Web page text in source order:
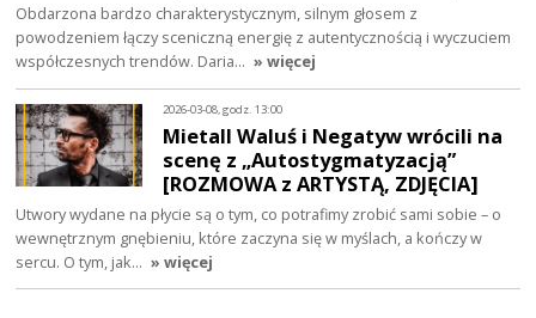
Obdarzona bardzo charakterystycznym, silnym głosem z
powodzeniem łączy sceniczną energię z autentycznością i wyczuciem
współczesnych trendów. Daria… » więcej
2026-03-08, godz. 13:00
Mietall Waluś i Negatyw wrócili na
scenę z „Autostygmatyzacją”
[ROZMOWA z ARTYSTĄ, ZDJĘCIA]
Utwory wydane na płycie są o tym, co potrafimy zrobić sami sobie – o
wewnętrznym gnębieniu, które zaczyna się w myślach, a kończy w
sercu. O tym, jak… » więcej